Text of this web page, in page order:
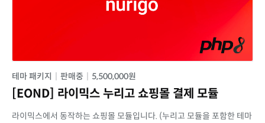
테마 패키지 판매중 5,500,000원
[EOND] 라이믹스 누리고 쇼핑몰 결제 모듈
라이믹스에서 동작하는 쇼핑몰 모듈입니다. (누리고 모듈을 포함한 테마